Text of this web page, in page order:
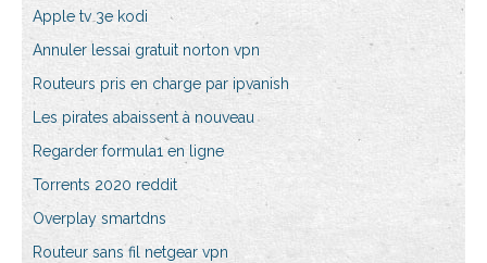
Apple tv 3e kodi
Annuler lessai gratuit norton vpn
Routeurs pris en charge par ipvanish
Les pirates abaissent à nouveau
Regarder formula1 en ligne
Torrents 2020 reddit
Overplay smartdns
Routeur sans fil netgear vpn